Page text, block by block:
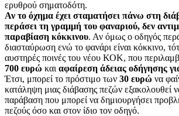
ερυθρού σηματοδότη.
Αν το όχημα έχει σταματήσει πάνω στη
περάσει τη γραμμή του φαναριού, δεν
παραβίαση κόκκινου. Αν όμως ο οδηγός
διασταύρωση ενώ το φανάρι είναι κόκκινο,
αυστηρές ποινές του νέου ΚΟΚ, που
700 ευρώ και αφαίρεση άδειας οδήγησης
Έτσι, μπορεί το πρόστιμο των 30 ευρώ να
κατάληψη μιας διάβασης πεζών εξακολουθεί
παράβαση που μπορεί να δημιουργήσει
πεζούς όσο και στον ίδιο τον οδηγό.